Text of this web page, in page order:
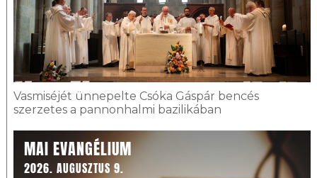
Vasmiséjét ünnepelte Csóka Gáspár bencés
szerzetes a pannonhalmi bazilikában
MAI EVANGÉLIUM
2026. AUGUSZTUS 9.